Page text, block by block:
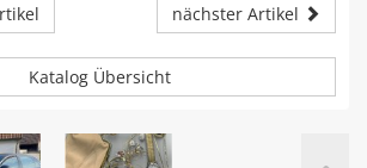
nächster Artikel
Katalog Übersicht